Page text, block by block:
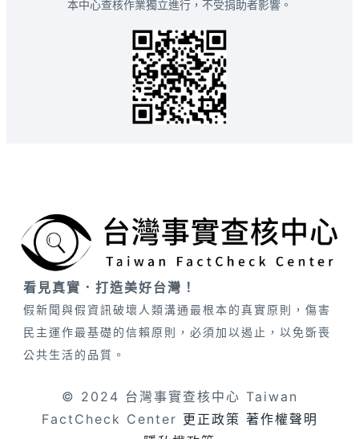
本中心查核作業獨立進行，不受捐助者影響。
看見真實．打造美好台灣！
假新聞與假資訊破壞人類溝通最根本的真實原則，傷害
民主運作最基礎的信賴原則，必須加以遏止，以免斲喪
公共生活的品質。
© 2024 台灣事實查核中心 Taiwan
FactCheck Center 更正政策 著作權聲明